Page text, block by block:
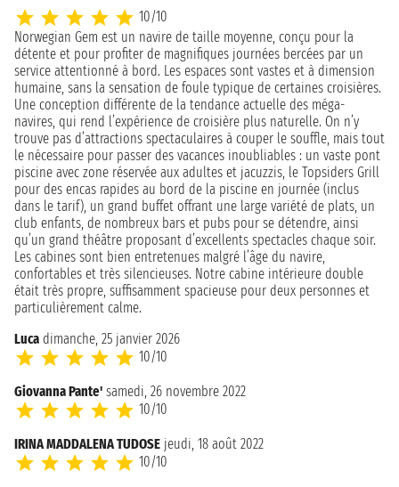
10/10
Norwegian Gem est un navire de taille moyenne, conçu pour la
détente et pour profiter de magnifiques journées bercées par un
service attentionné à bord. Les espaces sont vastes et à dimension
humaine, sans la sensation de foule typique de certaines croisières.
Une conception différente de la tendance actuelle des méga-
navires, qui rend l’expérience de croisière plus naturelle. On n’y
trouve pas d’attractions spectaculaires à couper le souffle, mais tout
le nécessaire pour passer des vacances inoubliables : un vaste pont
piscine avec zone réservée aux adultes et jacuzzis, le Topsiders Grill
pour des encas rapides au bord de la piscine en journée (inclus
dans le tarif), un grand buffet offrant une large variété de plats, un
club enfants, de nombreux bars et pubs pour se détendre, ainsi
qu’un grand théâtre proposant d’excellents spectacles chaque soir.
Les cabines sont bien entretenues malgré l’âge du navire,
confortables et très silencieuses. Notre cabine intérieure double
était très propre, suffisamment spacieuse pour deux personnes et
particulièrement calme.
Luca dimanche, 25 janvier 2026
10/10
Giovanna Pante' samedi, 26 novembre 2022
10/10
IRINA MADDALENA TUDOSE jeudi, 18 août 2022
10/10